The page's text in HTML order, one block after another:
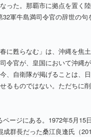
った。那覇市に拠点を置く
軍牛島満司令官の辞世の句
に甦らなむ」は、沖縄を焦
令官が、皇国において沖縄
、自衛隊が掲げることは、
るものではない。ただちに
ージにある。1972年5月15
群長だった桑江良逢氏（